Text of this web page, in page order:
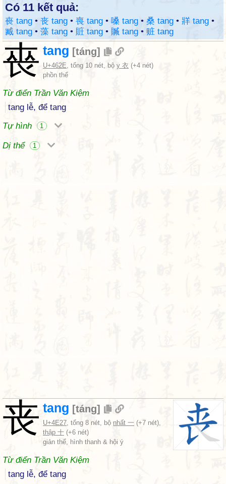
Có 11 kết quả:
䘮 tang • 丧 tang • 喪 tang • 嗓 tang • 桑 tang • 牂 tang •
臧 tang • 藻 tang • 賍 tang • 贓 tang • 赃 tang
䘮 tang [táng]
U+462E, tổng 10 nét, bộ y 衣 (+4 nét)
phồn thể
Từ điển Trần Văn Kiệm
tang lễ, để tang
Tự hình
1
Dị thể 1
丧 tang [táng]
U+4E27, tổng 8 nét, bộ nhất 一 (+7 nét),
thập 十 (+6 nét)
giản thể, hình thanh & hội ý
Từ điển Trần Văn Kiệm
tang lễ, để tang